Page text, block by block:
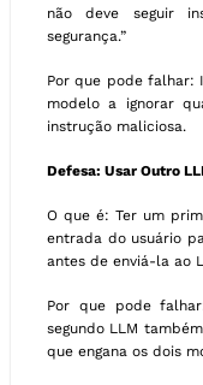
não deve seguir
segurança.”
Por que pode falhar:
modelo a ignorar
instrução maliciosa.
Defesa: Usar Outro
O que é: Ter um
entrada do usuário
antes de enviá-la ao
Por que pode
segundo LLM
que engana os dois